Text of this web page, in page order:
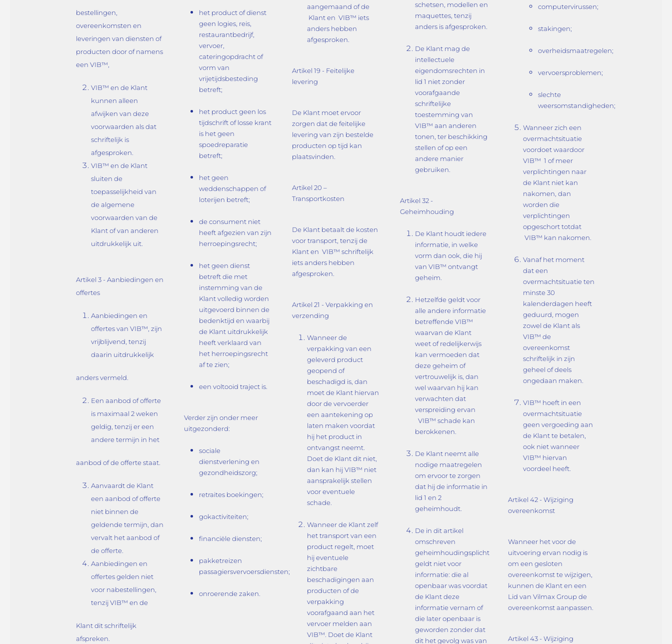
bestellingen,
overeenkomsten en
leveringen van diensten of
producten door of namens
een VIB™,
VIB™ en de Klant
kunnen alleen
afwijken van deze
voorwaarden als dat
schriftelijk is
afgesproken.
VIB™ en de Klant
sluiten de
toepasselijkheid van
de algemene
voorwaarden van de
Klant of van anderen
uitdrukkelijk uit.
Artikel 3 - Aanbiedingen en
offertes
Aanbiedingen en
offertes van VIB™, zijn
vrijblijvend, tenzij
daarin uitdrukkelijk
anders vermeld.
Een aanbod of offerte
is maximaal 2 weken
geldig, tenzij er een
andere termijn in het
aanbod of de offerte staat.
Aanvaardt de Klant
een aanbod of offerte
niet binnen de
geldende termijn, dan
vervalt het aanbod of
de offerte.
Aanbiedingen en
offertes gelden niet
voor nabestellingen,
tenzij VIB™ en de
Klant dit schriftelijk
afspreken.
het product of dienst
geen logies, reis,
restaurantbedrijf,
vervoer,
cateringopdracht of
vorm van
vrijetijdsbesteding
betreft;
het product geen los
tijdschrift of losse krant
is het geen
spoedreparatie
betreft;
het geen
weddenschappen of
loterijen betreft;
de consument niet
heeft afgezien van zijn
herroepingsrecht;
het geen dienst
betreft die met
instemming van de
Klant volledig worden
uitgevoerd binnen de
bedenktijd en waarbij
de Klant uitdrukkelijk
heeft verklaard van
het herroepingsrecht
af te zien;
een voltooid traject is.
Verder zijn onder meer
uitgezonderd:
sociale
dienstverlening en
gezondheidszorg;
retraites boekingen;
gokactiviteiten;
financiële diensten;
pakketreizen
passagiersvervoersdiensten;
onroerende zaken.
aangemaand of de
Klant en VIB™ iets
anders hebben
afgesproken.
Artikel 19 - Feitelijke
levering
De Klant moet ervoor
zorgen dat de feitelijke
levering van zijn bestelde
producten op tijd kan
plaatsvinden.
Artikel 20 –
Transportkosten
De Klant betaalt de kosten
voor transport, tenzij de
Klant en VIB™ schriftelijk
iets anders hebben
afgesproken.
Artikel 21 - Verpakking en
verzending
Wanneer de
verpakking van een
geleverd product
geopend of
beschadigd is, dan
moet de Klant hiervan
door de vervoerder
een aantekening op
laten maken voordat
hij het product in
ontvangst neemt.
Doet de Klant dit niet,
dan kan hij VIB™ niet
aansprakelijk stellen
voor eventuele
schade.
Wanneer de Klant zelf
het transport van een
product regelt, moet
hij eventuele
zichtbare
beschadigingen aan
producten of de
verpakking
voorafgaand aan het
vervoer melden aan
VIB™. Doet de Klant
schetsen, modellen en
maquettes, tenzij
anders is afgesproken.
De Klant mag de
intellectuele
eigendomsrechten in
lid 1 niet zonder
voorafgaande
schriftelijke
toestemming van
VIB™ aan anderen
tonen, ter beschikking
stellen of op een
andere manier
gebruiken.
Artikel 32 -
Geheimhouding
De Klant houdt iedere
informatie, in welke
vorm dan ook, die hij
van VIB™ ontvangt
geheim.
Hetzelfde geldt voor
alle andere informatie
betreffende VIB™
waarvan de Klant
weet of redelijkerwijs
kan vermoeden dat
deze geheim of
vertrouwelijk is, dan
wel waarvan hij kan
verwachten dat
verspreiding ervan
VIB™ schade kan
berokkenen.
De Klant neemt alle
nodige maatregelen
om ervoor te zorgen
dat hij de informatie in
lid 1 en 2
geheimhoudt.
De in dit artikel
omschreven
geheimhoudingsplicht
geldt niet voor
informatie: die al
openbaar was voordat
de Klant deze
informatie vernam of
die later openbaar is
geworden zonder dat
dit het gevolg was van
computervirussen;
stakingen;
overheidsmaatregelen;
vervoersproblemen;
slechte
weersomstandigheden;
Wanneer zich een
overmachtsituatie
voordoet waardoor
VIB™ 1 of meer
verplichtingen naar
de Klant niet kan
nakomen, dan
worden die
verplichtingen
opgeschort totdat
VIB™ kan nakomen.
Vanaf het moment
dat een
overmachtsituatie ten
minste 30
kalenderdagen heeft
geduurd, mogen
zowel de Klant als
VIB™ de
overeenkomst
schriftelijk in zijn
geheel of deels
ongedaan maken.
VIB™ hoeft in een
overmachtsituatie
geen vergoeding aan
de Klant te betalen,
ook niet wanneer
VIB™ hiervan
voordeel heeft.
Artikel 42 - Wijziging
overeenkomst
Wanneer het voor de
uitvoering ervan nodig is
om een gesloten
overeenkomst te wijzigen,
kunnen de Klant en een
Lid van Vilmax Group de
overeenkomst aanpassen.
Artikel 43 - Wijziging